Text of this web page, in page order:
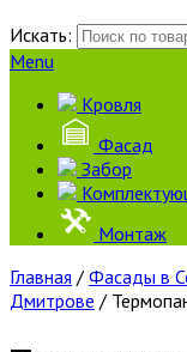
Искать:
Menu
Кровля
Фасад
Забор
Монтаж
Главная / Фасады в
Дмитрове /